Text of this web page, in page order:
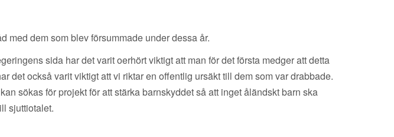
med dem som blev försummade under dessa år.
sida har det varit oerhört viktigt att man för det första medger att detta
det också varit viktigt att vi riktar en offentlig ursäkt till dem som var drabbade.
sökas för projekt för att stärka barnskyddet så att inget åländskt barn ska
sjuttiotalet.